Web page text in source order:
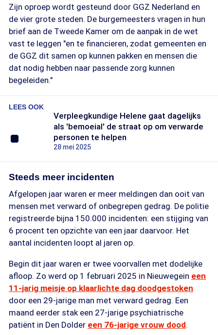
Zijn oproep wordt gesteund door GGZ Nederland en
de vier grote steden. De burgemeesters vragen in hun
brief aan de Tweede Kamer om de aanpak in de wet
vast te leggen "en te financieren, zodat gemeenten en
de GGZ dit samen op kunnen pakken en mensen die
dat nodig hebben naar passende zorg kunnen
begeleiden."
LEES OOK
Verpleegkundige Helene gaat dagelijks
als 'bemoeial' de straat op om verwarde
personen te helpen
28 mei 2025
Steeds meer incidenten
Afgelopen jaar waren er meer meldingen dan ooit van
mensen met verward of onbegrepen gedrag. De politie
registreerde bijna 150.000 incidenten: een stijging van
6 procent ten opzichte van een jaar daarvoor. Het
aantal incidenten loopt al jaren op.
Begin dit jaar waren er twee voorvallen met dodelijke
afloop. Zo werd op 1 februari 2025 in Nieuwegein een
11-jarig meisje op klaarlichte dag doodgestoken
door een 29-jarige man met verward gedrag. Een
maand eerder stak een 27-jarige psychiatrische
patiënt in Den Dolder een 76-jarige vrouw dood.